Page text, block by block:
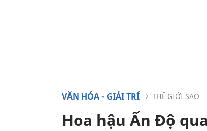
VĂN HÓA - GIẢI TRÍ THẾ GIỚI SAO
Hoa hậu Ấn Độ